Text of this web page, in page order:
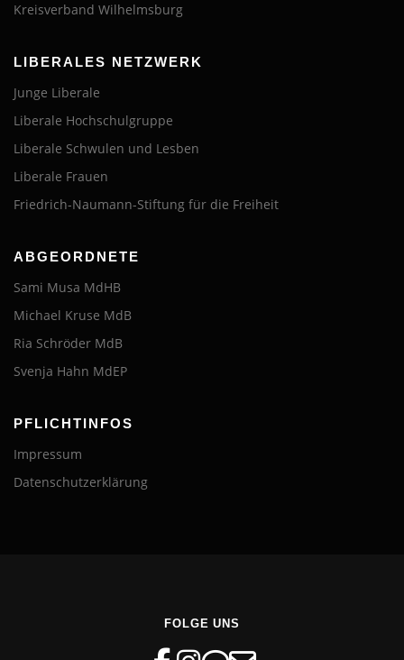
Kreisverband Wilhelmsburg
LIBERALES NETZWERK
Junge Liberale
Liberale Hochschulgruppe
Liberale Schwulen und Lesben
Liberale Frauen
Friedrich-Naumann-Stiftung für die Freiheit
ABGEORDNETE
Sami Musa MdHB
Michael Kruse MdB
Ria Schröder MdB
Svenja Hahn MdEP
PFLICHTINFOS
Impressum
Datenschutzerklärung
FOLGE UNS